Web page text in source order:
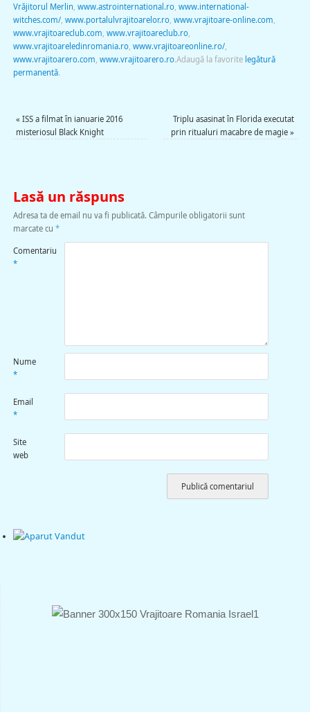
Vrăjitorul Merlin www.astrointernational.ro, www.international-
witches.com/, www.portalulvrajitoarelor.ro, www.vrajitoare-online.com
www.vrajitoareclub.com www.vrajitoareclub.ro,
www.vrajitoareledinromania.ro, www.vrajitoareonline.ro/,
www.vrajitoarero.com www.vrajitoarero.ro.Adaugă la favorite legătură
permanentă.
« ISS a filmat în ianuarie 2016
misteriosul Black Knight
Triplu asasinat în Florida executat
prin ritualuri macabre de magie»
Lasă un răspuns
Adresa ta de email nu va fi publicată. Câmpurile obligatorii sunt
marcate cu *
Comentariu
*
Nume
*
Email
*
Site
web